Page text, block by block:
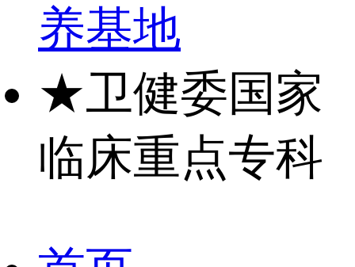
养基地
★卫健委国家
临床重点专科